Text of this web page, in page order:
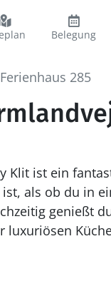
Belegung
Ferienhaus 285
Klit ist ein
als ob du in
genießt